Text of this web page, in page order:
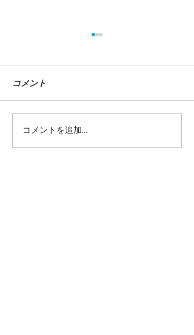
『イラストレーションフ
ァイル 2025』掲載
コメント
コメントを追加…